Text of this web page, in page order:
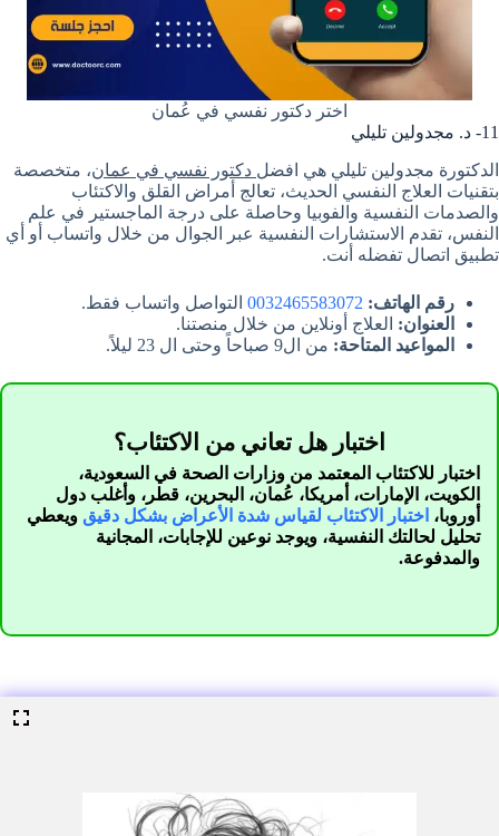
اختر دكتور نفسي في عُمان
11- د. مجدولين تليلي
الدكتورة مجدولين تليلي هي افضل دكتور نفسي في عمان، متخصصة
بتقنيات العلاج النفسي الحديث، تعالج أمراض القلق والاكتئاب
والصدمات النفسية والفوبيا وحاصلة على درجة الماجستير في علم
النفس، تقدم الاستشارات النفسية عبر الجوال من خلال واتساب أو أي
تطبيق اتصال تفضله أنت.
رقم الهاتف: 0032465583072 التواصل واتساب فقط.
العنوان: العلاج أونلاين من خلال منصتنا.
المواعيد المتاحة: من ال9 صباحاً وحتى ال 23 ليلاً.
اختبار هل تعاني من الاكتئاب؟
اختبار للاكتئاب المعتمد من وزارات الصحة في السعودية،
الكويت، الإمارات، أمريكا، عُمان، البحرين، قطر، وأغلب دول
أوروبا، اختبار الاكتئاب لقياس شدة الأعراض بشكل دقيق ويعطي
تحليل لحالتك النفسية، ويوجد نوعين للإجابات، المجانية
والمدفوعة.